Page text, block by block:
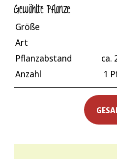
Gewählte Pflanze
Größe
Art
Pflanzabstand
ca.
Anzahl
1